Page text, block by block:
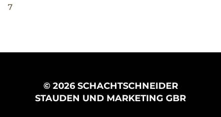
7
© 2026 SCHACHTSCHNEIDER
STAUDEN UND MARKETING GBR